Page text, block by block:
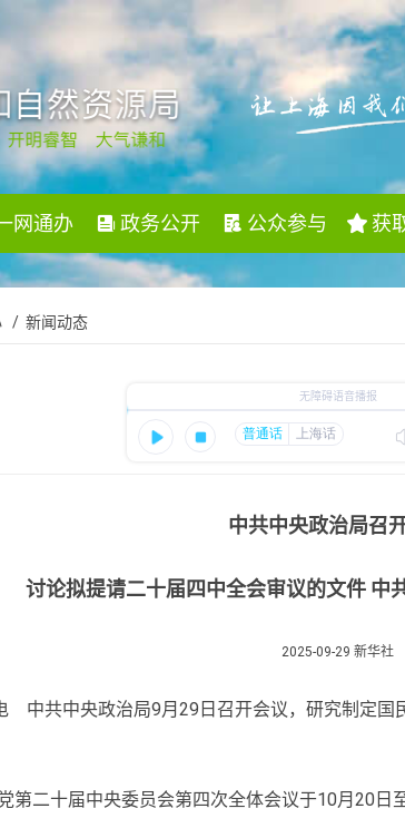
网通办 政务公开 公众参与 获
/ 新闻动态
中共中央政治局召
讨论拟提请二十届四中全会审议的文件 中
2025-09-29 新华社
共中央政治局9月29日召开会议，研究制定国
二十届中央委员会第四次全体会议于10月20日至